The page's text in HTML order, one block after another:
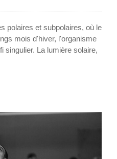
polaires et subpolaires, où le
mois d'hiver, l'organisme
singulier. La lumière solaire,